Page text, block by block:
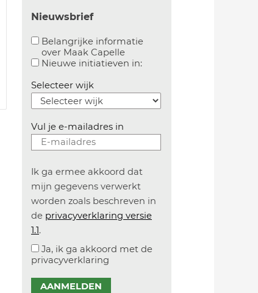
Nieuwsbrief
Belangrijke informatie
over Maak Capelle
Aanvinken om belangrijke informatie over
Nieuwe initiatieven in:Aanvinken om
Selecteer wijk
Vul je e-mailadres in
Ik ga ermee akkoord dat
mijn gegevens verwerkt
worden zoals beschreven in
de privacyverklaring versie
1.1.
Ja, ik ga akkoord met de
privacyverklaring
AANMELDEN